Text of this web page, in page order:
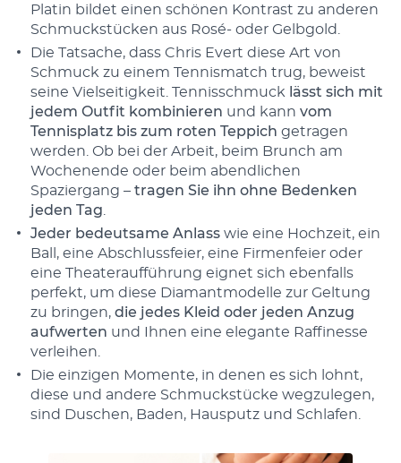
Platin bildet einen schönen Kontrast zu anderen
Schmuckstücken aus Rosé- oder Gelbgold.
Die Tatsache, dass Chris Evert diese Art von
Schmuck zu einem Tennismatch trug, beweist
seine Vielseitigkeit. Tennisschmuck lässt sich mit
jedem Outfit kombinieren und kann vom
Tennisplatz bis zum roten Teppich getragen
werden. Ob bei der Arbeit, beim Brunch am
Wochenende oder beim abendlichen
Spaziergang – tragen Sie ihn ohne Bedenken
jeden Tag
Jeder bedeutsame Anlass wie eine Hochzeit, ein
Ball, eine Abschlussfeier, eine Firmenfeier oder
eine Theateraufführung eignet sich ebenfalls
perfekt, um diese Diamantmodelle zur Geltung
zu bringen, die jedes Kleid oder jeden Anzug
aufwerten und Ihnen eine elegante Raffinesse
verleihen.
Die einzigen Momente, in denen es sich lohnt,
diese und andere Schmuckstücke wegzulegen,
sind Duschen, Baden, Hausputz und Schlafen.